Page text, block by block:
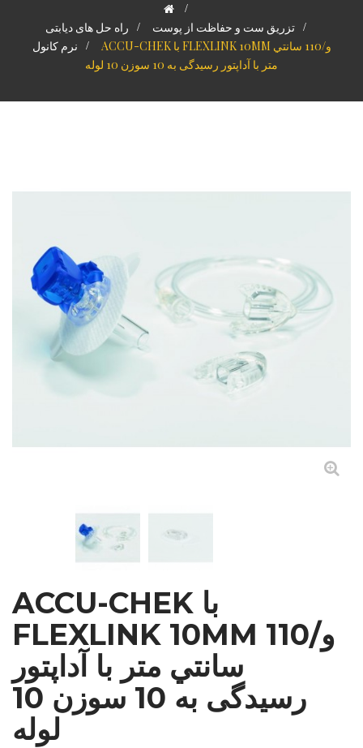
>
راه حل های دیابتی > تزریق ست و حفاظت از پوست >
نرم کانول >
ACCU-CHEK با FLEXLINK 10MM و/110 سانتي
متر با آداپتور رسیدگی به 10 سوزن 10 لوله
ACCU-CHEK با
FLEXLINK 10MM و/110
سانتي متر با آداپتور
رسیدگی به 10 سوزن 10
لوله